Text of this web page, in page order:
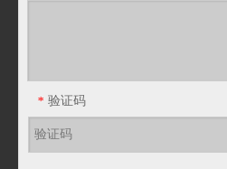
* 验证码